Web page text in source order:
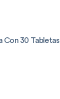
Con 30 Tabletas